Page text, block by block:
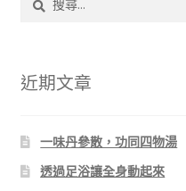
字:
近期文章
一味丹參散，功同四物湯
透過足浴讓全身動起來